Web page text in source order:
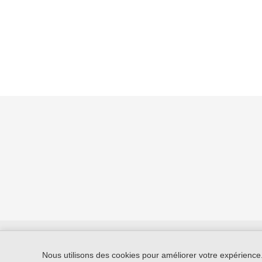
GIWEB
Nous utilisons des cookies pour améliorer votre